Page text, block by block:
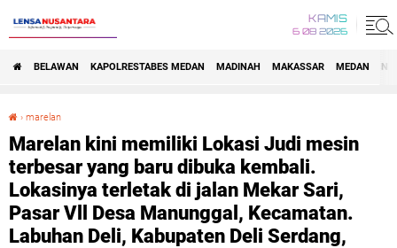
KAMIS
6 08 2026
BELAWAN KAPOLRESTABES MEDAN MADINAH MAKASSAR MEDAN
› marelan
Marelan kini memiliki Lokasi Judi mesin
terbesar yang baru dibuka kembali.
Lokasinya terletak di jalan Mekar Sari,
Pasar Vll Desa Manunggal, Kecamatan.
Labuhan Deli, Kabupaten Deli Serdang,